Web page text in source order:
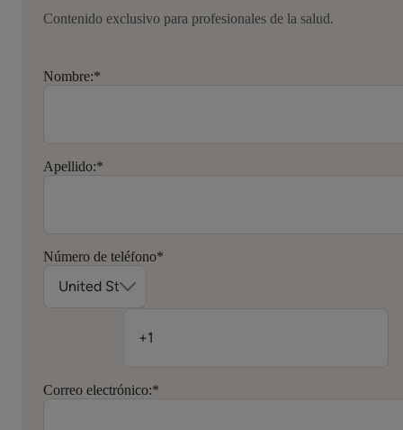
Contenido exclusivo para profesionales de la salud.
Nombre:*
Apellido:*
Número de teléfono*
Correo electrónico:*